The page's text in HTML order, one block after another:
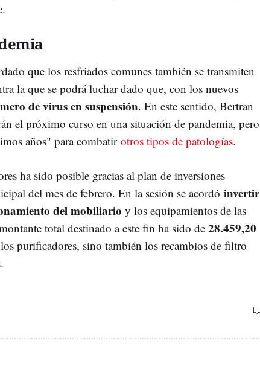
que los resfriados comunes también se transmiten
la que se podrá luchar dado que, con los nuevos
de virus en suspensión. En este sentido, Bertran
el próximo curso en una situación de pandemia, pero
años" para combatir otros tipos de patologías.
ha sido posible gracias al plan de inversiones
del mes de febrero. En la sesión se acordó invertir
del mobiliario y los equipamientos de las
total destinado a este fin ha sido de 28.459,20
purificadores, sino también los recambios de filtro